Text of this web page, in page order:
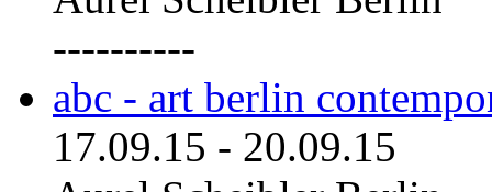
----------
abc - art berlin
17.09.15 - 20.09.15